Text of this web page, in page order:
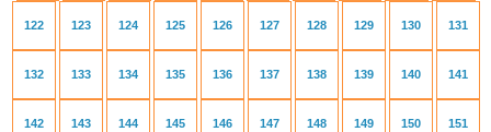
122 123 124 125 126 127 128 129 130 131
132 133 134 135 136 137 138 139 140 141
142 143 144 145 146 147 148 149 150 151